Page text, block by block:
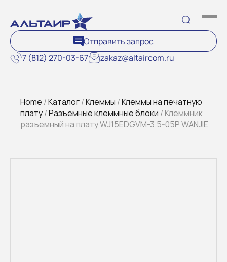
7 (812) 270-03-67 zakaz@altaircom.ru
Отправить запрос
Home /Каталог/Клеммы /Клеммы на печатную
плату/Разъемные клеммные блоки / Клеммник
разъемный на плату WJ15EDGVM-3.5-05P WANJIE